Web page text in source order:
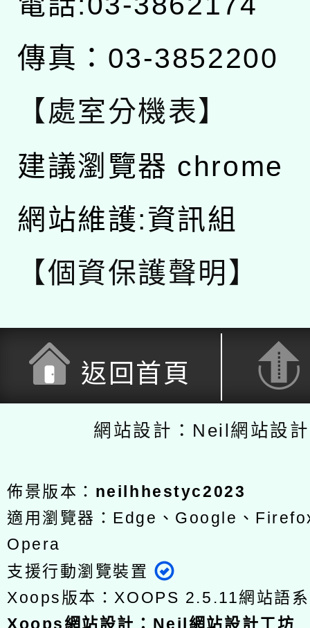
傳真：03-3852200
【處室分機表】
建議瀏覽器 chrome
網站維護:資訊組
【個資保護聲明】
返回首頁
網站設計：Neil網站設
佈景版本： neilhhestyc2023
適用瀏覽器：Edge、Google、
Opera
支援行動瀏覽裝置
Xoops版本：XOOPS 2.5.11網站語
Xoops網站設計 ： Neil網站設計工坊